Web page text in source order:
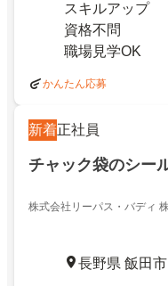
スキルアップ
資格不問
職場見学OK
かんたん応募
新着正社員
チャック袋のシー
株式会社リーパス・バディ
長野県 飯田